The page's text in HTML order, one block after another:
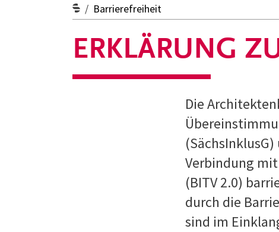
Barrierefreiheit
ERKLÄRUNG
Die
Verbindung
(BITV 2.0)
durch die
sind im